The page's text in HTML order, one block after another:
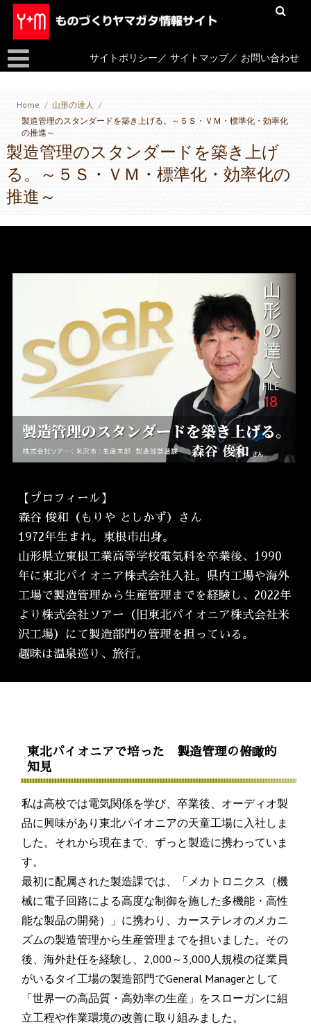
サイトポリシー ／サイトマップ／ お問い合わせ
Home / 山形の達人 /
製造管理のスタンダードを築き上げる。～５Ｓ・ＶＭ・標準化・効率化
の推進～
製造管理のスタンダードを築き上げ
る。～５Ｓ・ＶＭ・標準化・効率化の
推進～
【プロフィール】
森谷 俊和（もりや としかず）さん
1972年生まれ。東根市出身。
山形県立東根工業高等学校電気科を卒業後、1990
年に東北パイオニア株式会社入社。県内工場や海外
工場で製造管理から生産管理までを経験し、2022年
より株式会社ソアー（旧東北パイオニア株式会社米
沢工場）にて製造部門の管理を担っている。
趣味は温泉巡り、旅行。
東北パイオニアで培った 製造管理の俯瞰的
知見
私は高校では電気関係を学び、卒業後、オーディオ製
品に興味があり東北パイオニアの天童工場に入社しま
した。それから現在まで、ずっと製造に携わっていま
す。
最初に配属された製造課では、「メカトロニクス（機
械に電子回路による高度な制御を施した多機能・高性
能な製品の開発）」に携わり、カーステレオのメカニ
ズムの製造管理から生産管理までを担いました。その
後、海外赴任を経験し、2,000～3,000人規模の従業員
がいるタイ工場の製造部門でGeneral Managerとして
「世界一の高品質・高効率の生産」をスローガンに組
立工程や作業環境の改善に取り組みました。